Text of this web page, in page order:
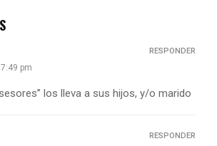
pm
los lleva a sus hijos, y/o marido
RESPONDER
RESPONDER